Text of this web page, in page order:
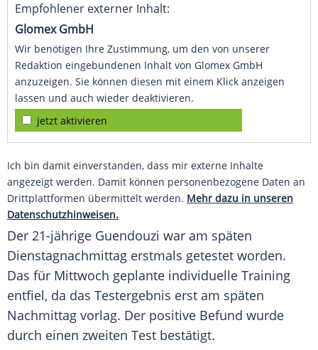
Empfohlener externer Inhalt:
Glomex GmbH
Wir benötigen Ihre Zustimmung, um den von unserer
Redaktion eingebundenen Inhalt von Glomex GmbH
anzuzeigen. Sie können diesen mit einem Klick anzeigen
lassen und auch wieder deaktivieren.
jetzt aktivieren
Ich bin damit einverstanden, dass mir externe Inhalte
angezeigt werden. Damit können personenbezogene Daten an
Drittplattformen übermittelt werden. Mehr dazu in unseren
Datenschutzhinweisen.
Der 21-jährige Guendouzi war am späten
Dienstagnachmittag erstmals getestet worden.
Das für Mittwoch geplante individuelle Training
entfiel, da das Testergebnis erst am späten
Nachmittag vorlag. Der positive Befund wurde
durch einen zweiten Test bestätigt.